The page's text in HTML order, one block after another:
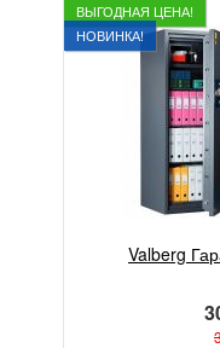
ВЫГОДНАЯ ЦЕНА!
НОВИНКА!
Valberg